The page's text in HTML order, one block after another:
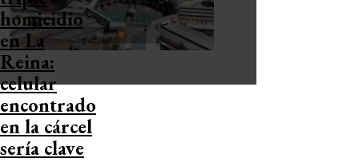
homicidio
en La
Reina:
celular
encontrado
en la cárcel
sería clave